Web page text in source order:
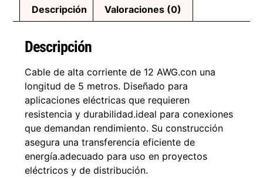
Descripción Valoraciones (0)
Descripción
Cable de alta corriente de 12 AWG.con una
longitud de 5 metros. Diseñado para
aplicaciones eléctricas que requieren
resistencia y durabilidad.ideal para conexiones
que demandan rendimiento. Su construcción
asegura una transferencia eficiente de
energía.adecuado para uso en proyectos
eléctricos y de distribución.